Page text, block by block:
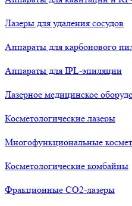
Лазеры для удаления сосудов
Аппараты для карбонового
Аппараты для IPL-эпиляции
Лазерное медицинское
Косметологические лазеры
Многофункциональные
Косметологические комбайны
Фракционные СО2-лазеры